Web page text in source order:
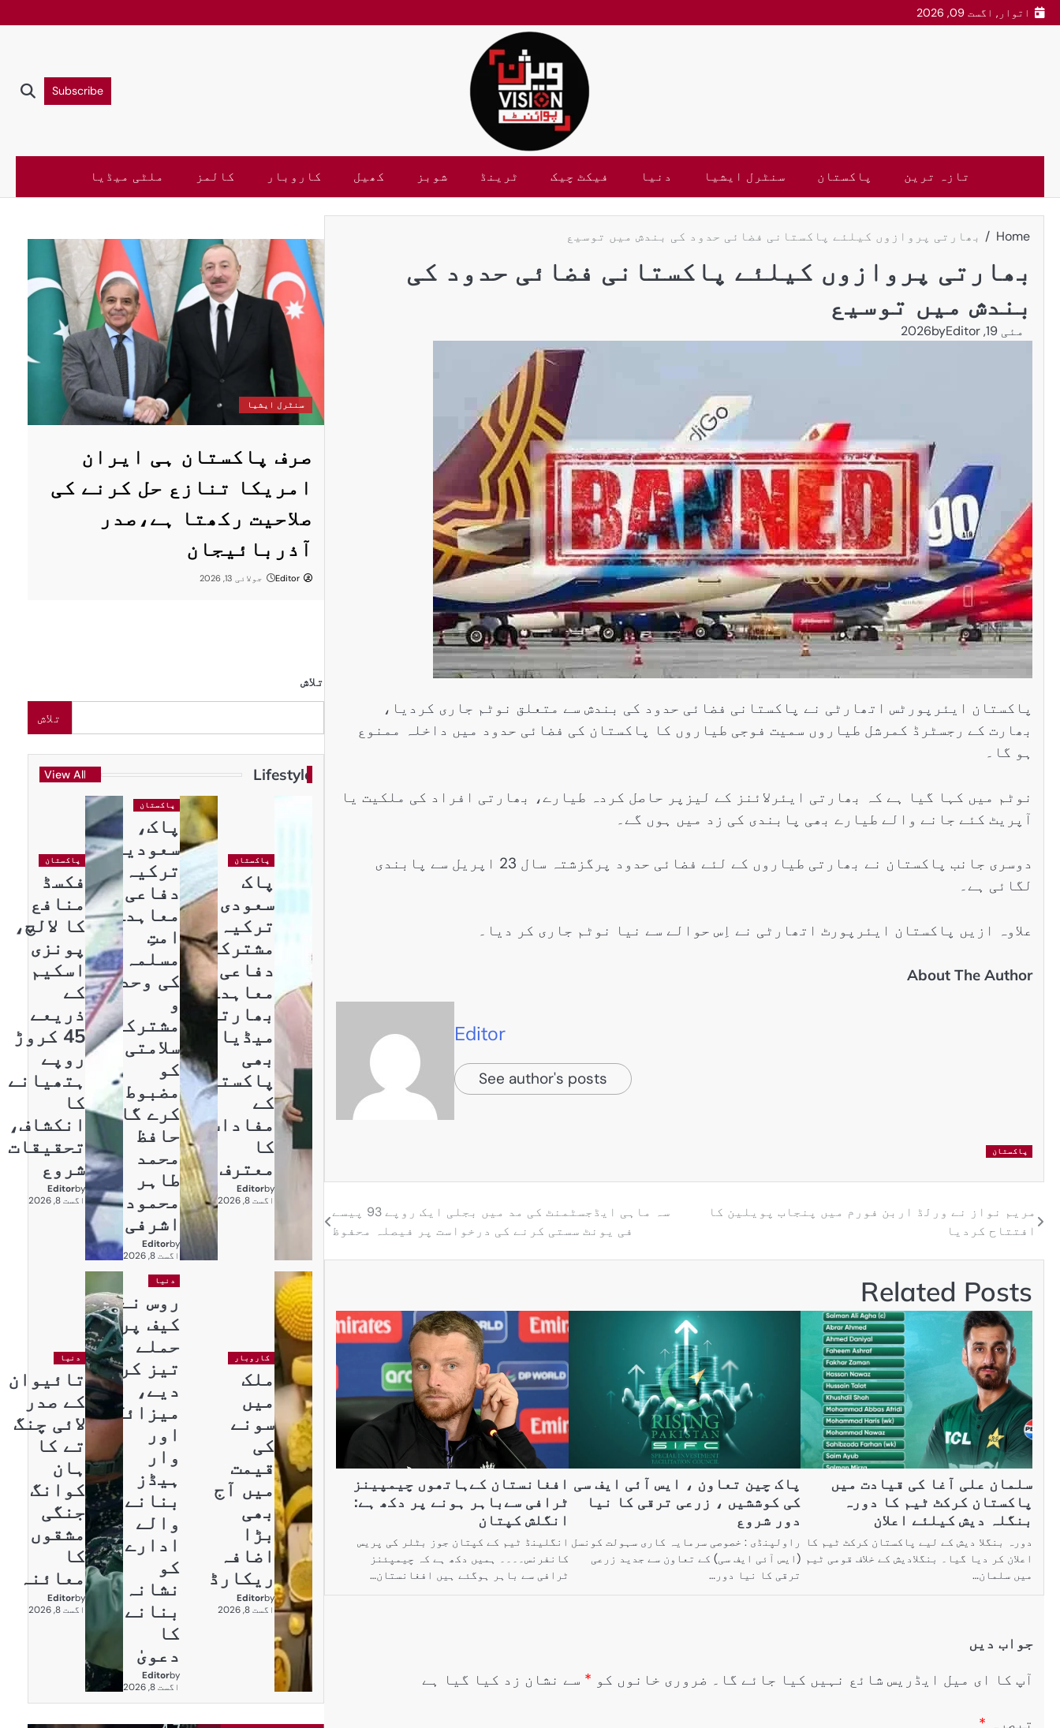
اتوار, اگست 09, 2026
Subscribe
تازہ ترین پاکستان سنٹرل ایشیا دنیا فیکٹ چیک ٹرینڈ شوبز کھیل کاروبار کالمز ملٹی میڈیا
Home بھارتی پروازوں کیلئے پاکستانی فضائی حدود کی بندش میں توسیع
بھارتی پروازوں کیلئے پاکستانی فضائی حدود کی
بندش میں توسیع
مئی 19, 2026 byEditor
پاکستان ایئرپورٹس اتھارٹی نے پاکستانی فضائی حدود کی بندش سے متعلق نوٹم جاری کردیا،
بھارت کے رجسٹرڈ کمرشل طیاروں سمیت فوجی طیاروں کا پاکستان کی فضائی حدود میں داخلہ ممنوع
ہو گا۔
نوٹم میں کہا گیا ہے کہ بھارتی ایئرلائنز کے لیزپر حاصل کردہ طیارے، بھارتی افراد کی ملکیت یا
آپریٹ کئے جانے والے طیارے بھی پابندی کی زد میں ہوں گے۔
دوسری جانب پاکستان نے بھارتی طیاروں کے لئے فضائی حدود پرگزشتہ سال 23 اپریل سے پابندی
لگائی ہے۔
علاوہ ازیں پاکستان ایئرپورٹ اتھارٹی نے اِس حوالے سے نیا نوٹم جاری کر دیا۔
About The Author
Editor
See author's posts
پاکستان
مریم نواز نے ورلڈ اربن فورم میں پنجاب پویلین کا
افتتاح کردیا
سہ ماہی ایڈجسٹمنٹ کی مد میں بجلی ایک روپے 93 پیسے
فی یونٹ سستی کرنے کی درخواست پر فیصلہ محفوظ
Related Posts
سلمان علی آغا کی قیادت میں
پاکستان کرکٹ ٹیم کا دورہ
بنگلہ دیش کیلئے اعلان
دورہ بنگلا دیش کے لیے پاکستان کرکٹ ٹیم کا
اعلان کر دیا گیا۔ بنگلادیش کے خلاف قومی ٹیم
میں سلمان…
پاک چین تعاون ، ایس آئی ایف سی
کی کوششیں ، زرعی ترقی کا نیا
دور شروع
راولپنڈی : خصوصی سرمایہ کاری سہولت کونسل
(ایس آئی ایف سی) کے تعاون سے جدید زرعی
ترقی کا نیا دور…
افغانستان کےہاتھوں چیمپینز
ٹرافی سےباہر ہونے پر دکھ ہے:
انگلش کپتان
انگلینڈ ٹیم کے کپتان جوز بٹلر کی پریس
کانفرنس۔۔۔۔ ہمیں دکھ ہے کہ چیمپئنز
ٹرافی سے باہر ہوگئے ہیں افغانستان…
جواب دیں
آپ کا ای میل ایڈریس شائع نہیں کیا جائے گا۔ ضروری خانوں کو * سے نشان زد کیا گیا ہے
تبصرہ *
پاکستان تاجکستان
ٹرانزٹ اور علاقائی روابط
بڑھانے پر اتفاق
Editor اپریل 29, 2026
سنٹرل ایشیا
پاکستان،قازقستان،ازبکستان
اورتاجکستان کے درمیان
تجارت،سرمایہ کاری
اورعلاقائی روابط بڑھانے پر
اتفاق
Editor جولائی 25, 2026
سنٹرل ایشیا
صرف پاکستان ہی ایران
امریکا تنازع حل کرنے کی
صلاحیت رکھتا ہے،صدر
آذربائیجان
Editor جولائی 13, 2026
تلاش
تلاش
Lifestyle
View All
پاکستان
پاک
سعودی
ترکیہ
مشترکہ
دفاعی
معاہدہ،
بھارتی
میڈیا
بھی
پاکستان
کے
مفادات
کا
معترف
by
Editor
اگست 8, 2026
پاکستان
پاک،
سعودیہ،
ترکیہ
دفاعی
معاہدہ
امتِ
مسلمہ
کی وحدت
و
مشترکہ
سلامتی
کو
مضبوط
کرے گا:
حافظ
محمد
طاہر
محمود
اشرفی
by
Editor
اگست 8, 2026
پاکستان
فکسڈ
منافع
کا لالچ،
پونزی
اسکیم
کے
ذریعے
45 کروڑ
روپے
ہتھیانے
کا
انکشاف،
تحقیقات
شروع
by
Editor
اگست 8, 2026
کاروبار
ملک
میں
سونے
کی
قیمت
میں آج
بھی
بڑا
اضافہ
ریکارڈ
by
Editor
اگست 8, 2026
دنیا
روس نے
کیف پر
حملے
تیز کر
دیے،
میزائل
اور
وار
ہیڈز
بنانے
والے
ادارے
کو
نشانہ
بنانے
کا
دعویٰ
by
Editor
اگست 8, 2026
دنیا
تائیوان
کے صدر
لائی چنگ
تے کا
ہان
کوانگ
جنگی
مشقوں
کا
معائنہ
by
Editor
اگست 8, 2026